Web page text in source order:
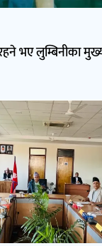
भए लुम्बिनीका